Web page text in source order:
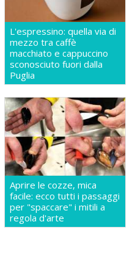
L'espressino: quella via di
mezzo tra caffè
macchiato e cappuccino
sconosciuto fuori dalla
Puglia
Aprire le cozze, mica
facile: ecco tutti i passaggi
per "spaccare" i mitili a
regola d'arte